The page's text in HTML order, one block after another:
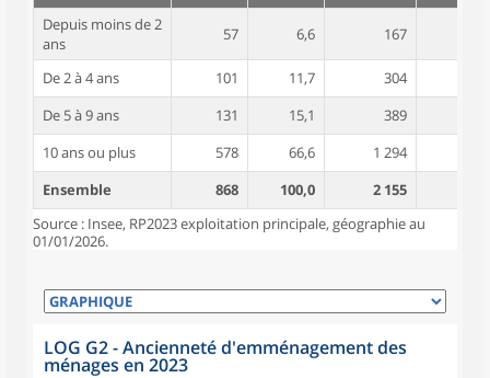
Depuis moins de 2
ans
57 6,6 167
De 2 à 4 ans 101 11,7 304
De 5 à 9 ans
131 15,1 389
10 ans ou plus
578 66,6 1 294
Ensemble
868 100,0 2 155
Source : Insee, RP2023 exploitation principale, géographie au
01/01/2026.
LOG G2 - Ancienneté d'emménagement des
ménages en 2023